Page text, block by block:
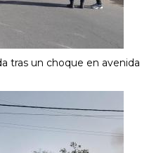
tras un choque en avenida